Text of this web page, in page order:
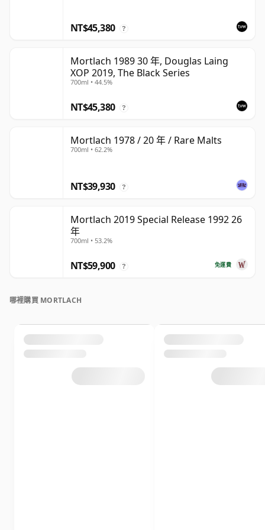
NT$45,380 ?
Mortlach 1989 30 年, Douglas Laing
XOP 2019, The Black Series
700ml • 44.5%
NT$45,380 ?
Mortlach 1978 / 20 年 / Rare Malts
700ml • 62.2%
NT$39,930 ?
Mortlach 2019 Special Release 1992 26
年
700ml • 53.2%
免運費
NT$59,900 ?
哪裡購買 MORTLACH